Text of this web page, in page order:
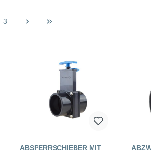
3
ABSPERRSCHIEBER MIT